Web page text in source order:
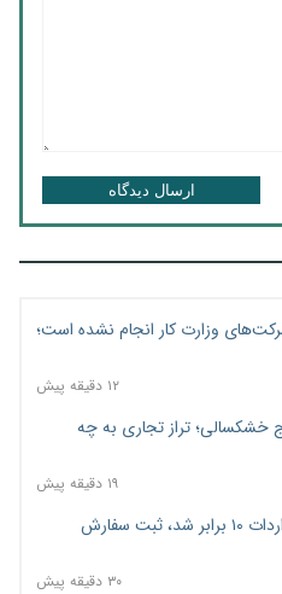
ارسال دیدگاه
مدیر در شرکت‌های وزارت کار انجام نشده است؛
۱۲ دقیقه پیش
خشکسالی؛ تراز تجاری به چه
۱۹ دقیقه پیش
موبایل گران می‌شود؟ هزینه واردات ۱۰ برابر شد، ثبت سفارش
۳۰ دقیقه پیش